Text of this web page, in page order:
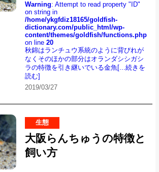
Warning: Attempt to read property "ID"
on string in
/home/ykgfdiz18165/goldfish-
dictionary.com/public_html/wp-
content/themes/goldfish/functions.php
on line20
秋錦はランチュウ系統のように背びれが
なくそのほかの部分はオランダシシガシ
ラの特徴を引き継いでいる金魚 [...続きを
読む]
2019/03/27
生態
大阪らんちゅうの特徴と
飼い方